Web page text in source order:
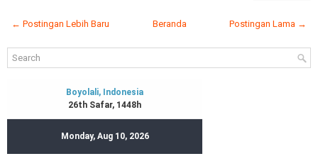
← Postingan Lebih Baru Postingan Lama →
Beranda